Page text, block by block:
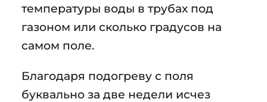
температуры воды в трубах под
газоном или сколько градусов на
самом поле.
Благодаря подогреву с поля
буквально за две недели исчез